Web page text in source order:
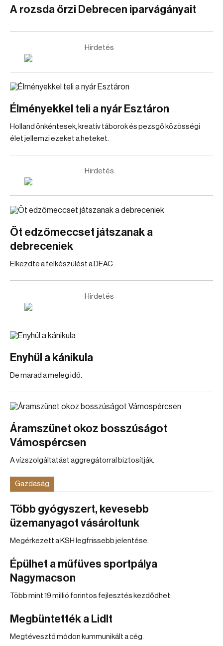
A rozsda őrzi Debrecen iparvágányait
Hirdetés
Élményekkel teli a nyár Esztáron
Holland önkéntesek, kreatív táborok és pezsgő közösségi
élet jellemzi ezeket a heteket.
Hirdetés
Öt edzőmeccset játszanak a
debreceniek
Elkezdte a felkészülést a DEAC.
Hirdetés
Enyhül a kánikula
De marad a meleg idő.
Áramszünet okoz bosszúságot
Vámospércsen
A vízszolgáltatást aggregátorral biztosítják.
Gazdaság
Több gyógyszert, kevesebb
üzemanyagot vásároltunk
Megérkezett a KSH legfrissebb jelentése.
Épülhet a műfüves sportpálya
Nagymacson
Több mint 19 millió forintos fejlesztés kezdődhet.
Megbüntették a Lidlt
Megtévesztő módon kummunikált a cég.